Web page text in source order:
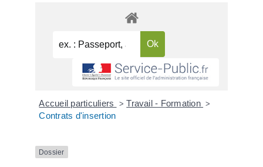
Accueil particuliers > Travail - Formation >
Contrats d'insertion
Dossier